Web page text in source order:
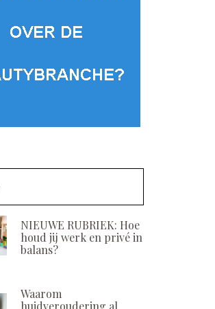
NIEUWE RUBRIEK: Hoe
houd jij werk en privé in
balans?
Waarom
huidveroudering al